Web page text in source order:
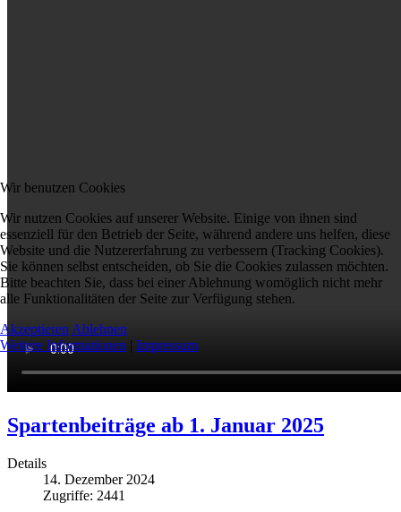
Spartenbeiträge ab 1. Januar 2025
Details
14. Dezember 2024
Zugriffe: 2441
Wir benutzen Cookies
Wir nutzen Cookies auf unserer Website. Einige von ihnen sind
essenziell für den Betrieb der Seite, während andere uns helfen, diese
Website und die Nutzererfahrung zu verbessern (Tracking Cookies).
Sie können selbst entscheiden, ob Sie die Cookies zulassen möchten.
Bitte beachten Sie, dass bei einer Ablehnung womöglich nicht mehr
alle Funktionalitäten der Seite zur Verfügung stehen.
Akzeptieren Ablehnen
Weitere Informationen | Impressum